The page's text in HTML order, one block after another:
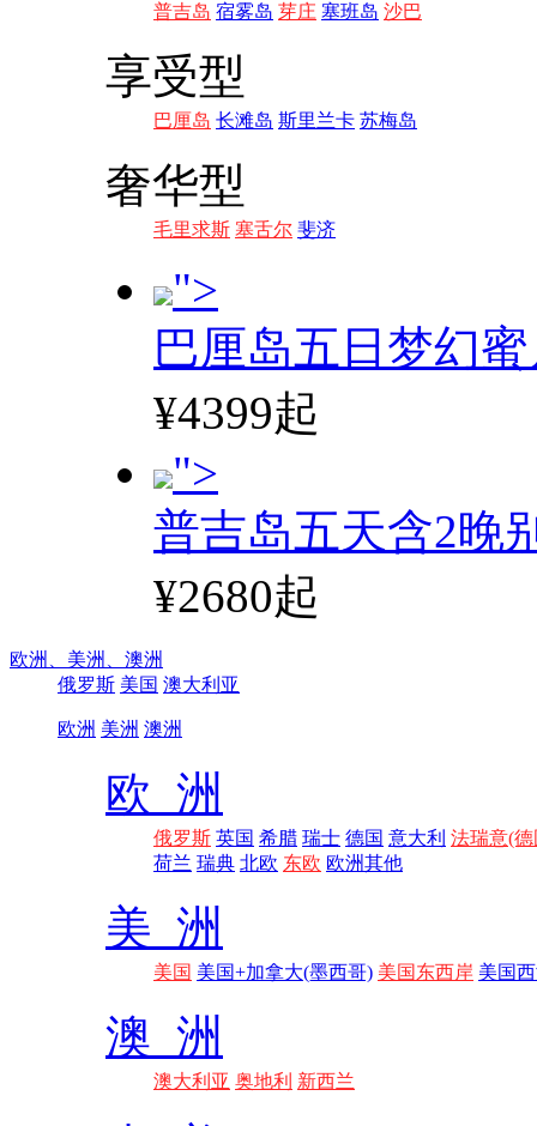
普吉岛 宿雾岛 芽庄 塞班岛 沙巴
享受型
巴厘岛 长滩岛 斯里兰卡 苏梅岛
奢华型
毛里求斯 塞舌尔 斐济
">
巴厘岛五日梦幻
¥4399起
">
普吉岛五天含2晚
¥2680起
欧洲、 美洲、 澳洲
俄罗斯 美国 澳大利亚
欧洲 美洲 澳洲
欧 洲
俄罗斯 英国 希腊 瑞士 德国 意大利 法瑞意(德
荷兰 瑞典 北欧 东欧 欧洲其他
美 洲
美国 美国+加拿大(墨西哥) 美国东西岸 美国
澳 洲
澳大利亚 奥地利 新西兰